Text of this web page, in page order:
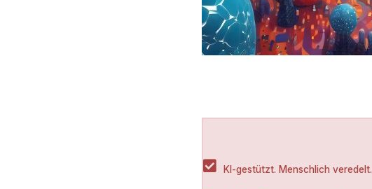
KI-gestützt. Menschlich veredelt.